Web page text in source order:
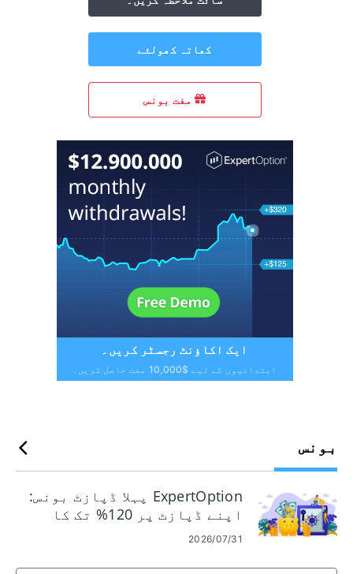
کھاتہ کھولئے
مفت بونس
ایک اکاؤنٹ رجسٹر کریں۔
ابتدائیوں کے لیے $10,000 مفت حاصل کریں۔
بونس
ExpertOption پہلا ڈپازٹ بونس:
اپنے ڈپازٹ پر 120% تک کا
دعوی کریں۔
2026/07/31